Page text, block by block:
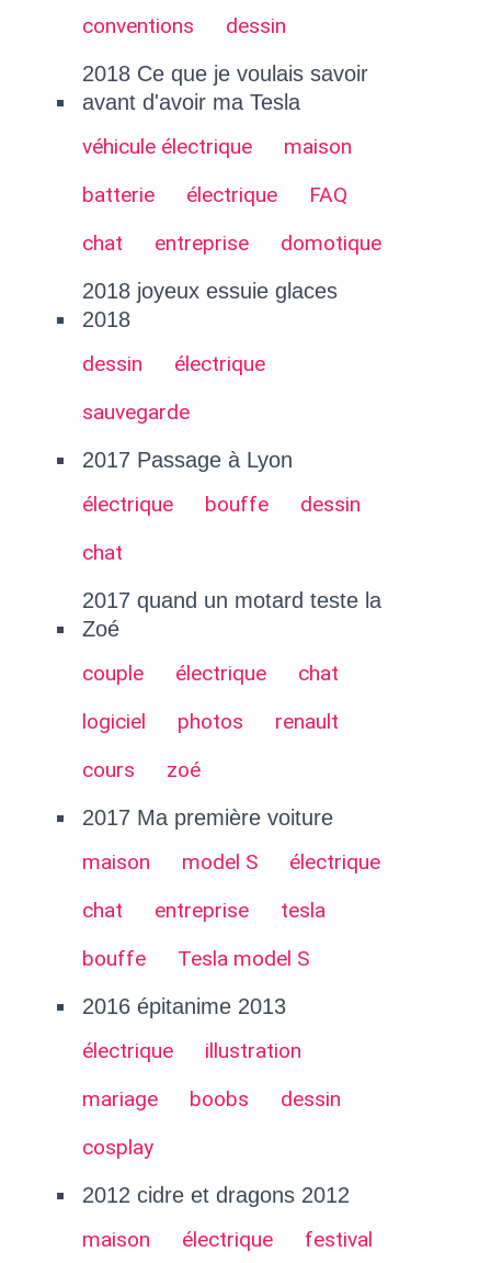
conventions
dessin
2018 Ce que je voulais savoir
avant d'avoir ma Tesla
véhicule électrique
maison
batterie
électrique
FAQ
chat
entreprise domotique
2018 joyeux essuie glaces
2018
dessin
électrique
sauvegarde
2017 Passage à Lyon
électrique bouffe
dessin
chat
2017 quand un motard teste la
Zoé
couple électrique
chat
logiciel
photos
renault
cours
zoé
2017 Ma première voiture
maison model S
électrique
chat
entreprise
tesla
bouffe
Tesla model S
2016 épitanime 2013
électrique
illustration
mariage
boobs
dessin
cosplay
2012 cidre et dragons 2012
maison électrique festival